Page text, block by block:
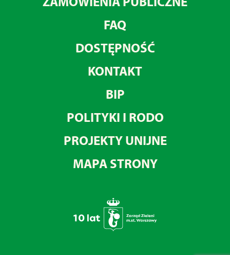
FAQ
DOSTĘPNOŚĆ
KONTAKT
BIP
POLITYKI I RODO
PROJEKTY UNIJNE
MAPA STRONY